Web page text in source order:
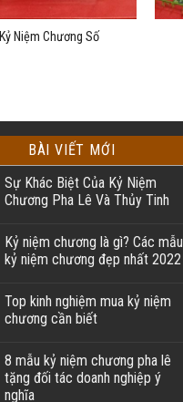
Kỷ Niệm Chương Số
BÀI VIẾT MỚI
Sự Khác Biệt Của Kỷ Niệm
Chương Pha Lê Và Thủy Tinh
Kỷ niệm chương là gì? Các mẫu
kỷ niệm chương đẹp nhất 2022
Top kinh nghiệm mua kỷ niệm
chương cần biết
8 mẫu kỷ niệm chương pha lê
tặng đối tác doanh nghiệp ý
nghĩa